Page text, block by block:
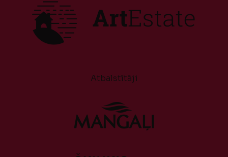
Atbalstītāji